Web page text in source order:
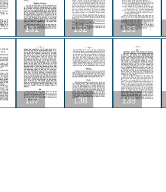
131 132 133
137 138 139